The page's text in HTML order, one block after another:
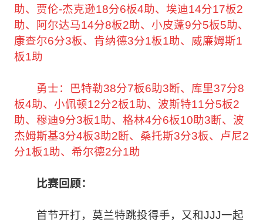
助、贾伦-杰克逊18分6板4助、埃迪14分17板2
助、阿尔达马14分8板2助、小皮蓬9分5板5助、
康查尔6分3板、肯纳德3分1板1助、威廉姆斯1
板1助
勇士：巴特勒38分7板6助3断、库里37分8
板4助、小佩顿12分2板1助、波斯特11分5板2
助、穆迪9分3板1助、格林4分6板10助3断、波
杰姆斯基3分4板3助2断、桑托斯3分3板、卢尼2
分1板1助、希尔德2分1助
比赛回顾：
首节开打，莫兰特跳投得手，又和JJJ一起